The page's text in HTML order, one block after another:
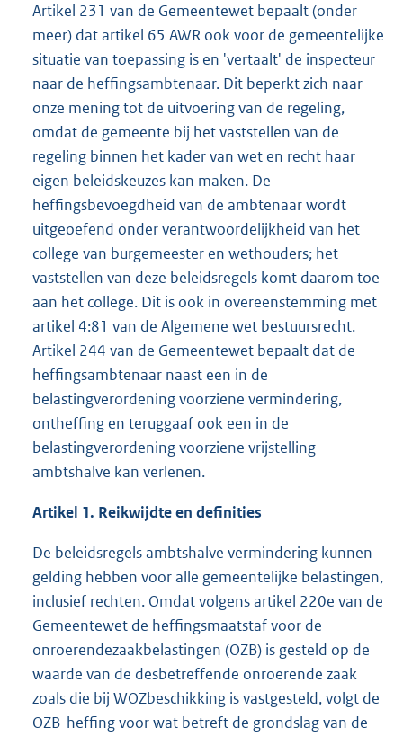
Artikel 231 van de Gemeentewet bepaalt (onder
meer) dat artikel 65 AWR ook voor de gemeentelijke
situatie van toepassing is en 'vertaalt' de inspecteur
naar de heffingsambtenaar. Dit beperkt zich naar
onze mening tot de uitvoering van de regeling,
omdat de gemeente bij het vaststellen van de
regeling binnen het kader van wet en recht haar
eigen beleidskeuzes kan maken. De
heffingsbevoegdheid van de ambtenaar wordt
uitgeoefend onder verantwoordelijkheid van het
college van burgemeester en wethouders; het
vaststellen van deze beleidsregels komt daarom toe
aan het college. Dit is ook in overeenstemming met
artikel 4:81 van de Algemene wet bestuursrecht.
Artikel 244 van de Gemeentewet bepaalt dat de
heffingsambtenaar naast een in de
belastingverordening voorziene vermindering,
ontheffing en teruggaaf ook een in de
belastingverordening voorziene vrijstelling
ambtshalve kan verlenen.
Artikel 1. Reikwijdte en definities
De beleidsregels ambtshalve vermindering kunnen
gelding hebben voor alle gemeentelijke belastingen,
inclusief rechten. Omdat volgens artikel 220e van de
Gemeentewet de heffingsmaatstaf voor de
onroerendezaakbelastingen (OZB) is gesteld op de
waarde van de desbetreffende onroerende zaak
zoals die bij WOZbeschikking is vastgesteld, volgt de
OZB-heffing voor wat betreft de grondslag van de